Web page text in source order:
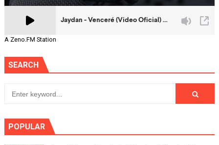
A Zeno.FM Station
SEARCH
POPULAR